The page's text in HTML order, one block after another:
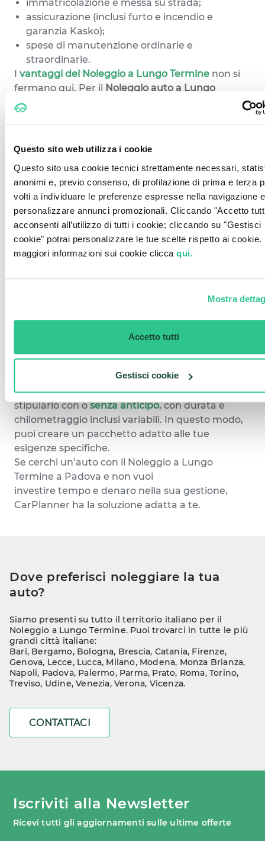
Questo sito web utilizza i cookie
Questo sito usa cookie tecnici strettamente necessari,
anonimi e, previo consenso, di profilazione di prima e terza
volti a individuare le preferenze espresse nella navigazione e
personalizzare annunci promozionali. Cliccando "Accetto
acconsenti all’utilizzo di tutti i cookie; cliccando su "Gestisci
cookie" potrai personalizzare le tue scelte rispetto ai cookie.
maggiori informazioni sui cookie clicca qui.
Mostra
Accetto tutti
Gestisci cookie
immatricolazione e messa su strada;
assicurazione (inclusi furto e incendio e
garanzia Kasko);
spese di manutenzione ordinarie e
straordinarie.
I vantaggi del Noleggio a Lungo Termine non si
fermano qui. Per il Noleggio auto a Lungo
Termine a Padova e provincia
include anche il soccorso e l'assistenza stradale
per tutta la durata contrattuale.
Il Noleggio a Lungo Termine a
Padova comodamente online
CarPlanner ha reso la procedura di noleggio a
Padova semplice e trasparente in ogni sua fase.
Puoi scegliere l'auto che desideri comodamente
online e in pochi clic. Audi, Fiat, Smart, Peugeot,
pronta consegna , con la formula noleggio chiaro
Noleggio Auto
Lungo Termine per Privatie liberi professionisti.
Sul sito potrai bloccare l'offerta al prezzo più
nostro consulente, che provvederà a stilare un
piano contrattuale su misura delle tue esigenze.
Il contratto è flessibile e puoi anche decidere di
stipularlo con osenza anticipo, con durata e
chilometraggio inclusi variabili. In questo modo,
puoi creare un pacchetto adatto alle tue
esigenze specifiche.
Se cerchi un’auto con il Noleggio a Lungo
Termine a Padova e non vuoi
investire tempo e denaro nella sua gestione,
CarPlanner ha la soluzione adatta a te.
Dove preferisci noleggiare la tua
auto?
Siamo presenti su tutto il territorio italiano per il
Noleggio a Lungo Termine. Puoi trovarci in tutte le più
grandi città italiane:
Bari, Bergamo, Bologna, Brescia, Catania, Firenze
Genova, Lecce, Lucca, Milano, Modena, Monza Brianza
Napoli, Padova, Palermo, Parma, Prato, Roma, Torino
Treviso, Udine, Venezia, Verona, Vicenza.
CONTATTACI
Iscriviti alla Newsletter
Ricevi tutti gli aggiornamenti sulle ultime offerte